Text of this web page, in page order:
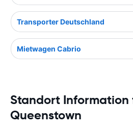
Transporter Deutschland
Mietwagen Cabrio
Standort Information
Queenstown